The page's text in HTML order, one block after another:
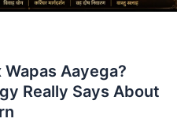
Wapas Aayega?
Really Says About